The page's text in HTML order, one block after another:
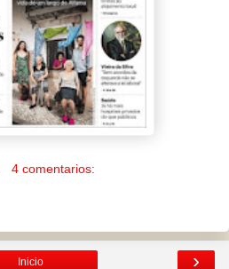
4 comentarios:
›
Inicio